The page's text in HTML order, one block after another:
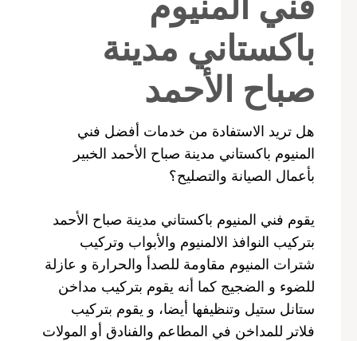
باكستاني مدينة
صباح الأحمد
هل تريد الاستفادة من خدمات أفضل فني
المنيوم باكستاني مدينة صباح الأحمد الخبير
بأعمال الصيانة والتصليح؟
يقوم فني المنيوم باكستاني مدينة صباح الأحمد
بتركيب النوافذ الالمنيوم والأبواب وتركيب
شترات المنيوم مقاومة للصدأ والحرارة و عازلة
للضوء و الضجيج كما أنه يقوم بتركيب مداخن
ستانل ستيل وتنظيفها أيضا، و يقوم بتركيب
فلاتر للمداخن في المطاعم والفنادق أو المولات